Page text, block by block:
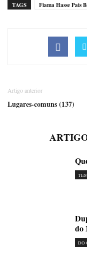
TAGS Fiama Hasse Pais
Artigo anterior
Lugares-comuns (137)
do
DO